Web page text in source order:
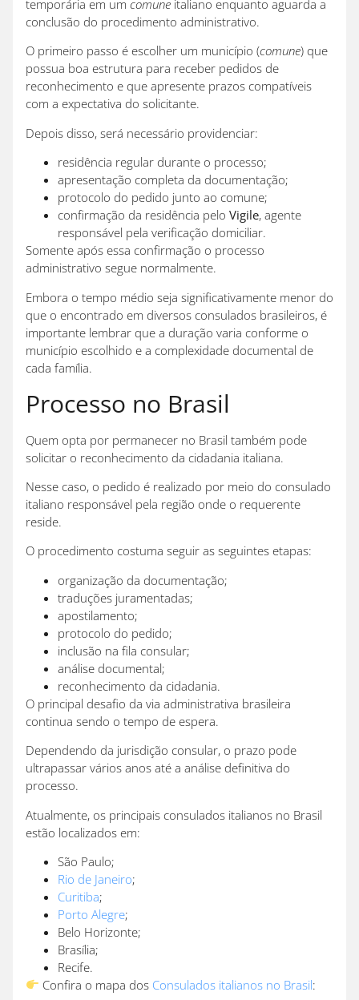
temporária em um comune italiano enquanto aguarda a
conclusão do procedimento administrativo.
O primeiro passo é escolher um município (comune) que
possua boa estrutura para receber pedidos de
reconhecimento e que apresente prazos compatíveis
com a expectativa do solicitante.
Depois disso, será necessário providenciar:
residência regular durante o processo;
apresentação completa da documentação;
protocolo do pedido junto ao comune;
confirmação da residência pelo Vigile, agente
responsável pela verificação domiciliar.
Somente após essa confirmação o processo
administrativo segue normalmente.
Embora o tempo médio seja significativamente menor do
que o encontrado em diversos consulados brasileiros, é
importante lembrar que a duração varia conforme o
município escolhido e a complexidade documental de
cada família.
Processo no Brasil
Quem opta por permanecer no Brasil também pode
solicitar o reconhecimento da cidadania italiana.
Nesse caso, o pedido é realizado por meio do consulado
italiano responsável pela região onde o requerente
reside.
O procedimento costuma seguir as seguintes etapas:
organização da documentação;
traduções juramentadas;
apostilamento;
protocolo do pedido;
inclusão na fila consular;
análise documental;
reconhecimento da cidadania.
O principal desafio da via administrativa brasileira
continua sendo o tempo de espera.
Dependendo da jurisdição consular, o prazo pode
ultrapassar vários anos até a análise definitiva do
processo.
Atualmente, os principais consulados italianos no Brasil
estão localizados em:
São Paulo;
Rio de Janeiro;
Curitiba;
Porto Alegre;
Belo Horizonte;
Brasília;
Recife.
Confira o mapa dos Consulados italianos no Brasil: